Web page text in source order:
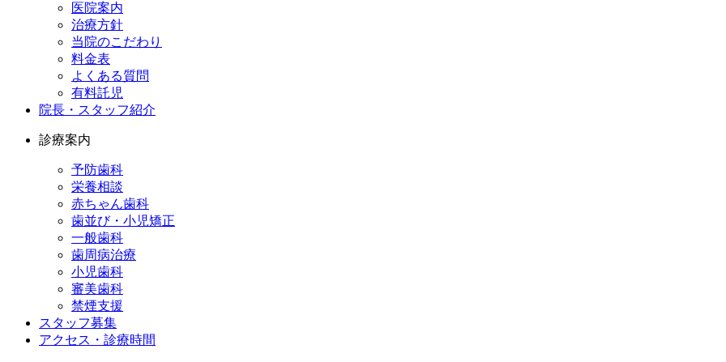
医院案内
治療方針
当院のこだわり
料金表
よくある質問
有料託児
院長・スタッフ紹介
診療案内
予防歯科
栄養相談
赤ちゃん歯科
歯並び・小児矯正
一般歯科
歯周病治療
小児歯科
審美歯科
禁煙支援
スタッフ募集
アクセス・診療時間